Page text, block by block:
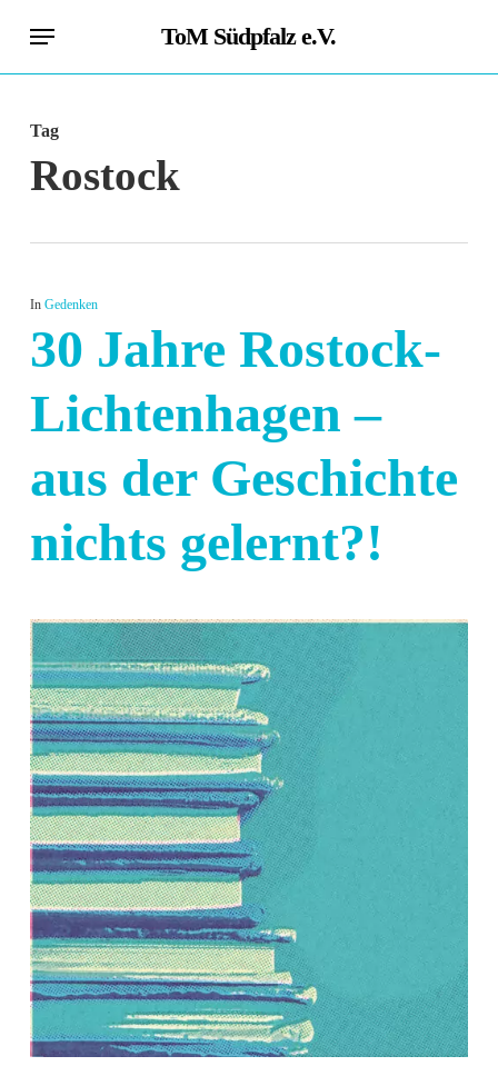
content
ToM Südpfalz e.V.
Menu
Tag
Rostock
In Gedenken
30 Jahre Rostock-
Lichtenhagen –
aus der Geschichte
nichts gelernt?!